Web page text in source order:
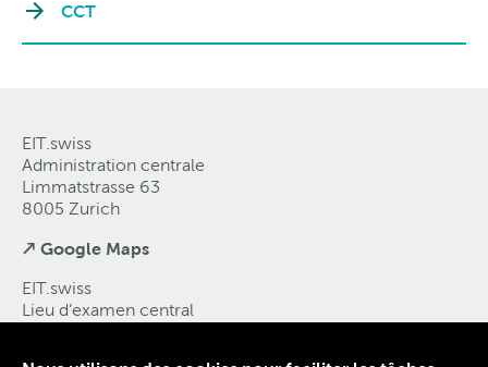
CCT
EIT.swiss
Administration centrale
Limmatstrasse 63
8005 Zurich
↗ Google Maps
EIT.swiss
Lieu d’examen central